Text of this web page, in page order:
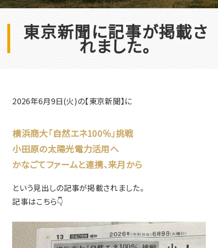
東京新聞に記事が掲載さ
れました。
2026年6月9日(火)の【東京新聞】に
横浜商大「自然エネ100％」挑戦
小田原の太陽光電力活用へ
かなごてファームと連携、来月から
という見出しの記事が掲載されました。
記事はこちら👇